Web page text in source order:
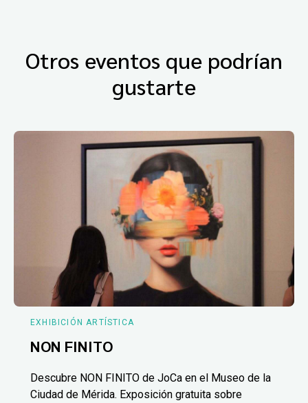
Otros eventos que podrían
gustarte
EXHIBICIÓN ARTÍSTICA
NON FINITO
Descubre NON FINITO de JoCa en el Museo de la
Ciudad de Mérida. Exposición gratuita sobre